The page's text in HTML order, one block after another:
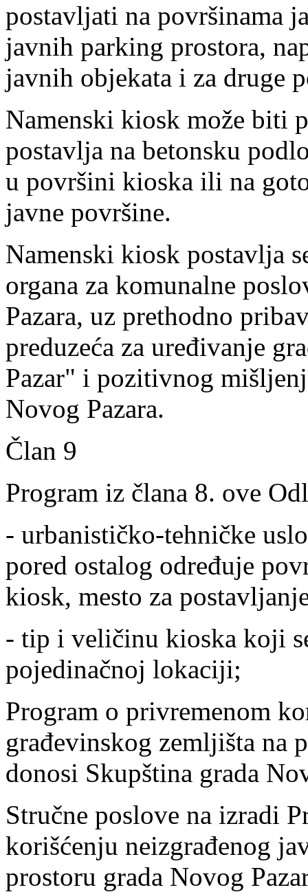
postavljati na površinama
javnih parking prostora,
javnih objekata i za druge
Namenski kiosk može biti
postavlja na betonsku
u površini kioska ili na
javne površine.
Namenski kiosk postavlja
organa za komunalne
Pazara, uz prethodno
preduzeća za uređivanje
Pazar" i pozitivnog
Novog Pazara.
Član 9
Program iz člana 8. ove
- urbanističko-tehničke
pored ostalog određuje
kiosk, mesto za
- tip i veličinu kioska koji
pojedinačnoj lokaciji;
Program o privremenom
građevinskog zemljišta na
donosi Skupština grada
Stručne poslove na izradi
korišćenju neizgrađenog
prostoru grada Novog